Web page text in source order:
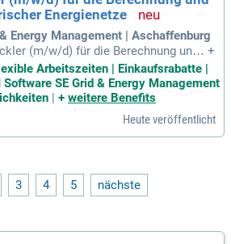
Energienetze
Energy Management | Aschaffenburg
(m/w/d) für die Berechnung und
Energienetze bei PSI Software SE!
Berlin gestaltest Du aktiv die Zukunft
Als Teil unseres Teams entwickelst
im DACH-Raum. Du arbeitest a
und internationalen Projekten, die
um. Nutze den Freiraum für
Verantwortung in einem dynamis
+
Arbeitszeiten | Einkaufsrabatte |
SE Grid & Energy Management
+ weitere Benefits
Heute veröffentlicht
3 4 5 nächste